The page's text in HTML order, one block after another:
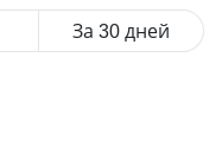
За 30 дней